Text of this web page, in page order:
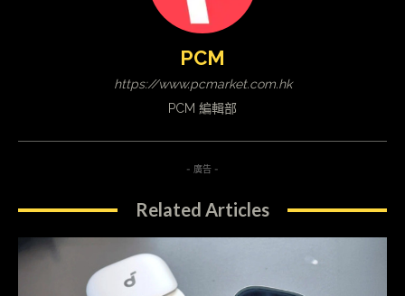
PCM
https://www.pcmarket.com.hk
PCM 編輯部
- 廣告 -
Related Articles